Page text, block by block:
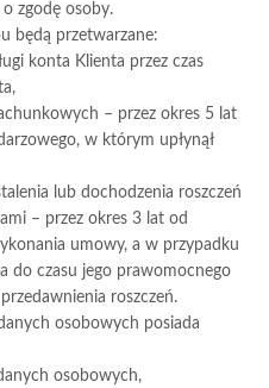
zgodę osoby.
będą przetwarzane:
konta Klienta przez czas
– przez okres 5 lat
w którym upłynął
lub dochodzenia roszczeń
– przez okres 3 lat od
umowy, a w przypadku
do czasu jego prawomocnego
roszczeń.
osobowych posiada
osobowych,